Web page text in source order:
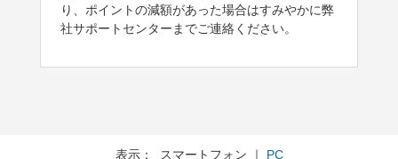
り、ポイントの減額があった場合はすみやかに弊
社サポートセンターまでご連絡ください。
表示： スマートフォン ｜ PC